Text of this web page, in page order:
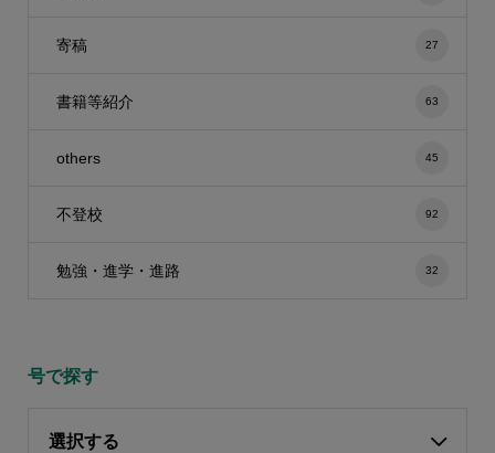
寄稿 27
書籍等紹介 63
others 45
不登校 92
勉強・進学・進路 32
号で探す
選択する